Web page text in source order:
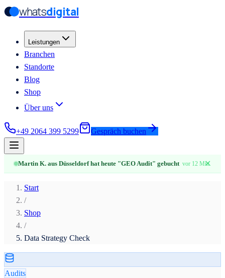
Zum Hauptinhalt springen
Zum Hauptinhalt springen
whatsdigital
Leistungen
Branchen
Standorte
Blog
Shop
Über uns
+49 2064 399 5299 Gespräch buchen
Martin K. aus Düsseldorf hat heute "GEO Audit" gebucht vor 12 Min.
✕
Start
/
Shop
/
Data Strategy Check
Audits